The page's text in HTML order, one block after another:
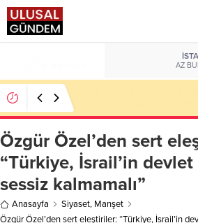
AZ
Özgür Özel’den sert
“Türkiye, İsrail’in
sessiz kalmamalı”
Anasayfa Siyaset, Manşet
Özgür Özel’den sert eleştiriler: “Türkiye, İsrail’in